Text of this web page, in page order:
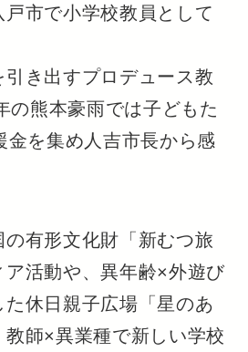
市で小学校教員として
き出すプロデュース教
の熊本豪雨では子どもた
金を集め人吉市長から感
有形文化財「新むつ旅
ア活動や、異年齢×外遊び
た休日親子広場「星のあ
師×異業種で新しい学校